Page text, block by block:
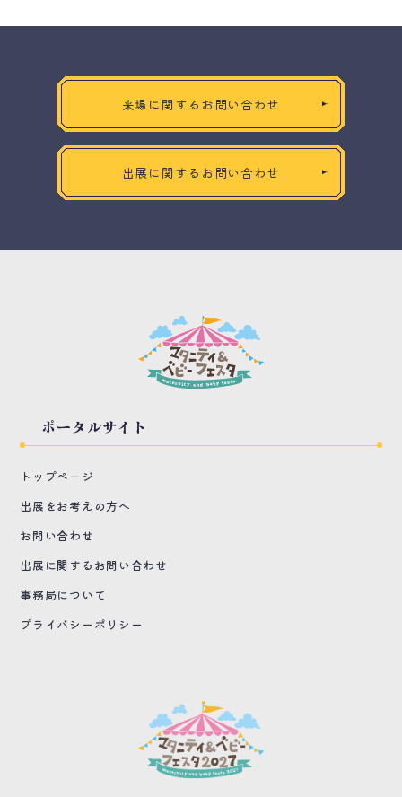
来場に関するお問い合わせ
出展に関するお問い合わせ
ポータルサイト
トップページ
出展をお考えの方へ
お問い合わせ
出展に関するお問い合わせ
事務局について
プライバシーポリシー